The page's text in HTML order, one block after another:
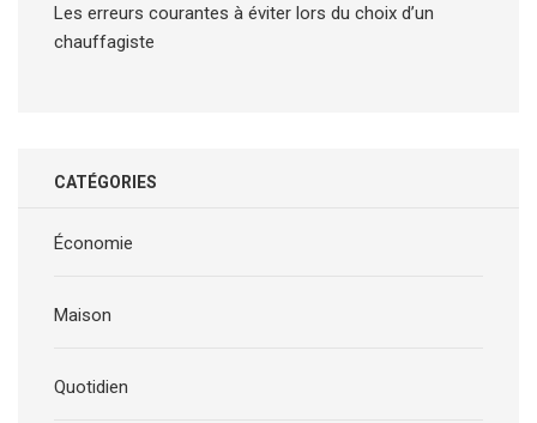
Les erreurs courantes à éviter lors du choix d’un
chauffagiste
CATÉGORIES
Économie
Maison
Quotidien